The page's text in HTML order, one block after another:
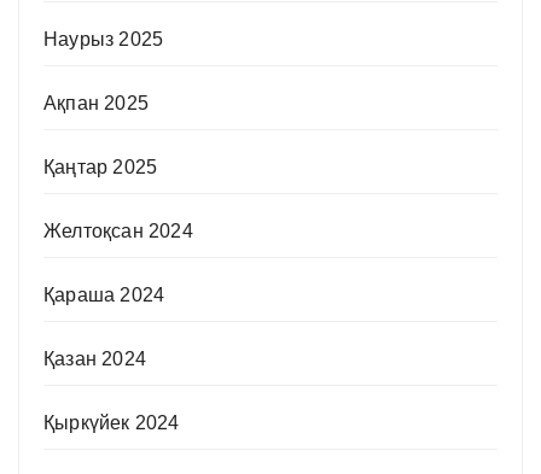
Наурыз 2025
Ақпан 2025
Қаңтар 2025
Желтоқсан 2024
Қараша 2024
Қазан 2024
Қыркүйек 2024